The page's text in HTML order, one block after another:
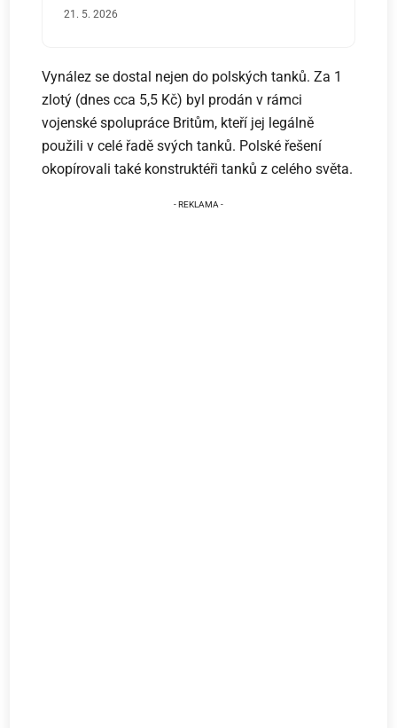
21. 5. 2026
Vynález se dostal nejen do polských tanků. Za 1
zlotý (dnes cca 5,5 Kč) byl prodán v rámci
vojenské spolupráce Britům, kteří jej legálně
použili v celé řadě svých tanků. Polské řešení
okopírovali také konstruktéři tanků z celého světa.